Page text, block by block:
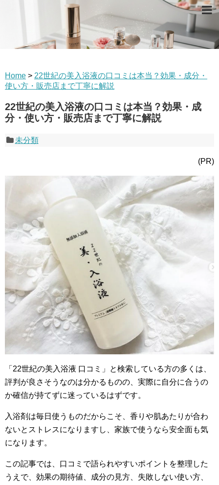
Home > 22世紀の美入浴液の口コミは本当？効果・成分・
使い方・販売店まで丁寧に解説
22世紀の美入浴液の口コミは本当？効果・成
分・使い方・販売店まで丁寧に解説
未分類
(PR)
「22世紀の美入浴液 口コミ」と検索している方の多くは、
評判が良さそうなのは分かるものの、実際に自分に合うの
か確信が持てずに迷っているはずです。
入浴剤は毎日使うものだからこそ、香りや肌あたりが合わ
ないとストレスになりますし、家族で使うなら安全面も気
になります。
この記事では、口コミで語られやすいポイントを整理した
うえで、効果の期待値、成分の見方、失敗しない使い方、